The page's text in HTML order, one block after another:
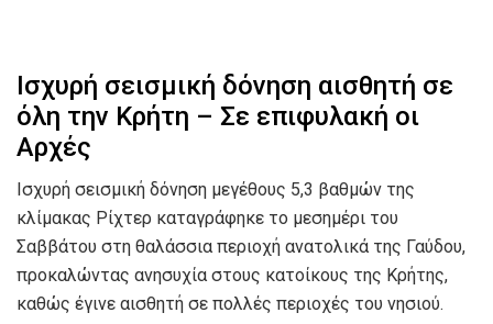
Ισχυρή σεισμική δόνηση αισθητή σε
όλη την Κρήτη – Σε επιφυλακή οι
Αρχές
Ισχυρή σεισμική δόνηση μεγέθους 5,3 βαθμών της
κλίμακας Ρίχτερ καταγράφηκε το μεσημέρι του
Σαββάτου στη θαλάσσια περιοχή ανατολικά της Γαύδου,
προκαλώντας ανησυχία στους κατοίκους της Κρήτης,
καθώς έγινε αισθητή σε πολλές περιοχές του νησιού.